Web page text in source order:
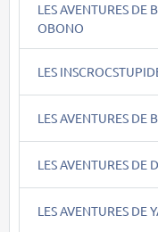
LES AVENTURES DE
OBONO
LES
LES AVENTURES DE
LES AVENTURES DE
LES AVENTURES DE